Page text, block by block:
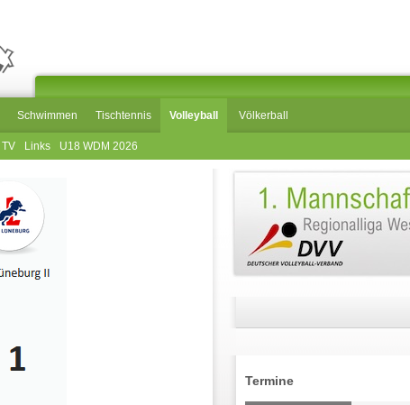
Schwimmen Tischtennis Volleyball Völkerball
TV Links U18 WDM 2026
Termine